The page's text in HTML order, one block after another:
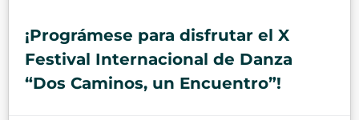
¡Prográmese para disfrutar el X
Festival Internacional de Danza
“Dos Caminos, un Encuentro”!